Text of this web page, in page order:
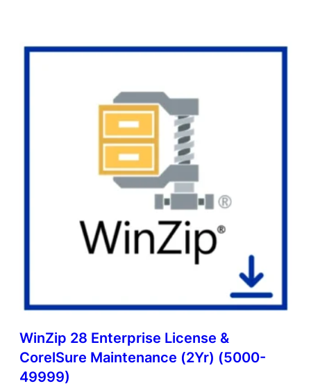
WinZip 28 Enterprise License &
CorelSure Maintenance (2Yr) (5000-
49999)